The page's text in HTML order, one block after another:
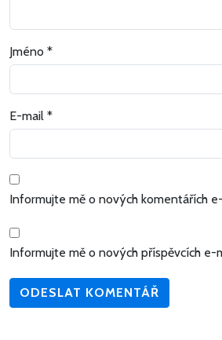
Jméno *
E-mail *
Informujte mě o nových komentářích
Informujte mě o nových příspěvcích e-